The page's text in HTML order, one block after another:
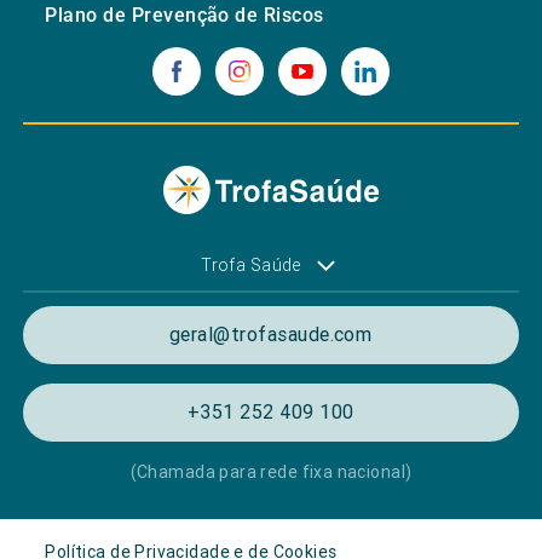
Plano de Prevenção de Riscos
Trofa Saúde
geral@trofasaude.com
+351 252 409 100
(Chamada para rede fixa nacional)
Política de Privacidade e de Cookies